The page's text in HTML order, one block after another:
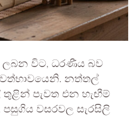
විට, ධරණීය බව
නත්තල්
පැවත එන හැඟීම්
වසරවල සැරසිලි